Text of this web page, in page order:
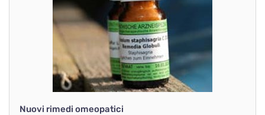
Nuovi rimedi omeopatici